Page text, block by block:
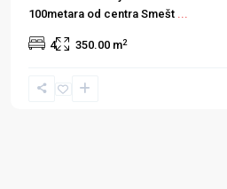
100metara od centra Smešt ...
4 350.00 m2